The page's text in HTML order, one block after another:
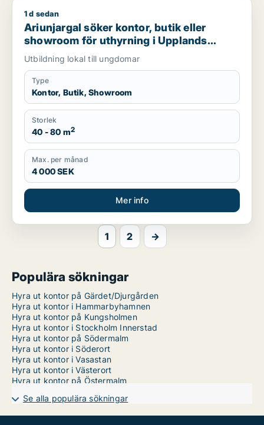
Ariunjargal söker kontor, butik eller showroom för
1 d sedan
Ariunjargal söker kontor, butik eller
showroom för uthyrning i Upplands
Väsby, Sollentuna eller Sundbyberg m.fl.
Utbildning lokal till ungdomar
Type
Kontor, Butik, Showroom
Storlek
40 - 80 m2
Max. per månad
4 000 SEK
Mer info
1 2 →
Populära sökningar
Hyra ut kontor på Gärdet/Djurgården
Hyra ut kontor i Hammarbyhamnen
Hyra ut kontor på Kungsholmen
Hyra ut kontor i Stockholm Innerstad
Hyra ut kontor på Södermalm
Hyra ut kontor i Söderort
Hyra ut kontor i Vasastan
Hyra ut kontor i Västerort
Hyra ut kontor på Östermalm
Se alla populära sökningar